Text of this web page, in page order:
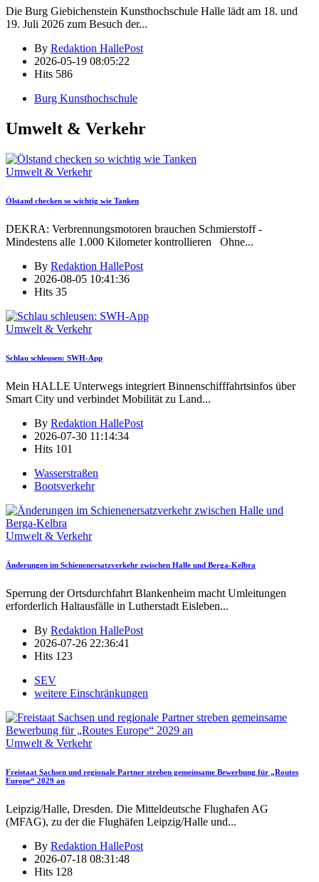
Die Burg Giebichenstein Kunsthochschule Halle lädt am 18. und
19. Juli 2026 zum Besuch der...
By Redaktion HallePost
2026-05-19 08:05:22
Hits 586
Burg Kunsthochschule
Umwelt & Verkehr
Umwelt & Verkehr
Ölstand checken so wichtig wie Tanken
DEKRA: Verbrennungsmotoren brauchen Schmierstoff -
Mindestens alle 1.000 Kilometer kontrollieren Ohne...
By Redaktion HallePost
2026-08-05 10:41:36
Hits 35
Umwelt & Verkehr
Schlau schleusen: SWH-App
Mein HALLE Unterwegs integriert Binnenschifffahrtsinfos über
Smart City und verbindet Mobilität zu Land...
By Redaktion HallePost
2026-07-30 11:14:34
Hits 101
Wasserstraßen
Bootsverkehr
Umwelt & Verkehr
Änderungen im Schienenersatzverkehr zwischen Halle und Berga-Kelbra
Sperrung der Ortsdurchfahrt Blankenheim macht Umleitungen
erforderlich Haltausfälle in Lutherstadt Eisleben...
By Redaktion HallePost
2026-07-26 22:36:41
Hits 123
SEV
weitere Einschränkungen
Umwelt & Verkehr
Freistaat Sachsen und regionale Partner streben gemeinsame Bewerbung für „Routes
Europe“ 2029 an
Leipzig/Halle, Dresden. Die Mitteldeutsche Flughafen AG
(MFAG), zu der die Flughäfen Leipzig/Halle und...
By Redaktion HallePost
2026-07-18 08:31:48
Hits 128